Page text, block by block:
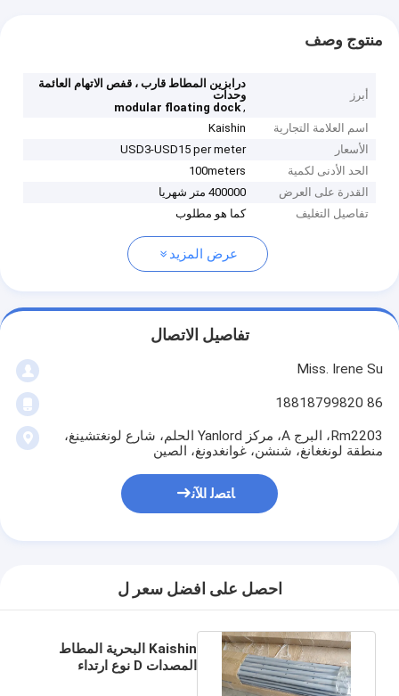
منتوج وصف
أبرز
درابزين المطاط قارب ، قفص الاتهام العائمة
وحدات
,
modular floating dock
اسم العلامة التجارية
Kaishin
الأسعار
USD3-USD15 per meter
الحد الأدنى لكمية
100meters
القدرة على العرض
400000 متر شهريا
تفاصيل التغليف
كما هو مطلوب
عرض المزيد
تفاصيل الاتصال
Miss. Irene Su
86 18818799820
Rm2203، البرج A، مركز Yanlord الحلم، شارع لونغتشينغ،
منطقة لونغغانغ، شنشن، غوانغدونغ، الصين
ﺎﺘﺼﻟ ﺍﻶﻧ
احصل على افضل سعر ل
Kaishin البحرية المطاط
المصدات D نوع ارتداء